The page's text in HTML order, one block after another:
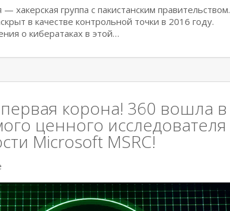
хакерская группа с пакистанским правительством.
в качестве контрольной точки в 2016 году.
о кибератаках в этой…
первая корона! 360 вошла в
ценного исследователя
Microsoft MSRC!